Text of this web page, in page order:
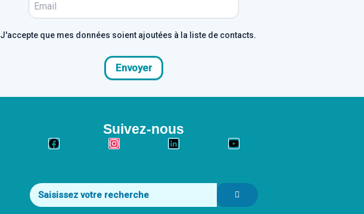
J'accepte que mes données soient ajoutées à la liste de contacts.
Suivez-nous
Facebook Instagram Linkedin Youtube